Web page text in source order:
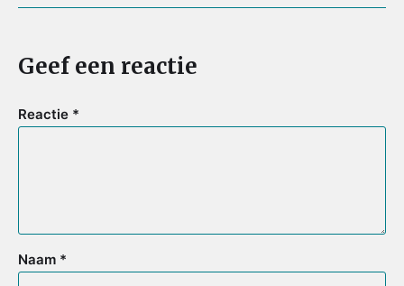
k
s
p
Geef een reactie
Reactie *
Naam *